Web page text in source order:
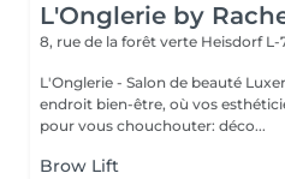
L'Onglerie by
8, rue de la forêt verte Heisdorf L-
L'Onglerie - Salon de beauté
endroit bien-être, où vos
pour vous chouchouter: déco...
Brow Lift